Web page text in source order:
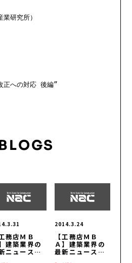
研究所）
正への対応 後編”
務店ＭＢ
建築業界の
ニュース
2014.3.24
【工務店ＭＢ
Ａ】建築業界の
最新ニュース